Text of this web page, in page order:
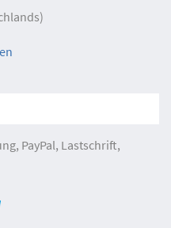
PayPal, Lastschrift,